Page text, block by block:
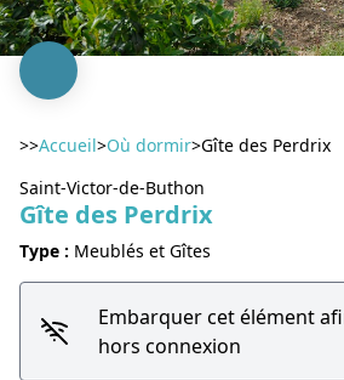
>>Accueil>Où dormir>Gîte des Perdrix
Saint-Victor-de-Buthon
Gîte des Perdrix
Type : Meublés et Gîtes
Embarquer cet élément
hors connexion